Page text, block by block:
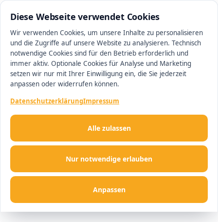
Diese Webseite verwendet Cookies
Wir verwenden Cookies, um unsere Inhalte zu personalisieren
und die Zugriffe auf unsere Website zu analysieren. Technisch
notwendige Cookies sind für den Betrieb erforderlich und
immer aktiv. Optionale Cookies für Analyse und Marketing
setzen wir nur mit Ihrer Einwilligung ein, die Sie jederzeit
anpassen oder widerrufen können.
DatenschutzerklärungImpressum
Nur notwendige erlauben
Anpassen
Alle zulassen